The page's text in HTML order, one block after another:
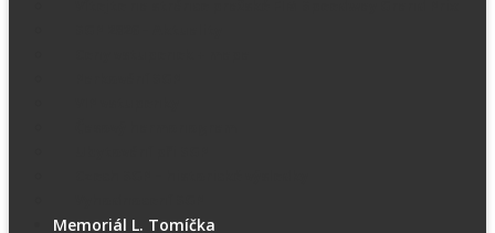
Memoriál L. Tomíčka